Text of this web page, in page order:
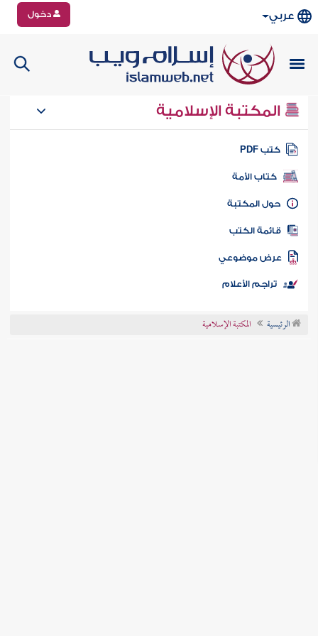
عربي دخول
المكتبة الإسلامية
كتب PDF
كتاب الأمة
المكتبة
الكتب
موضوعي
تراجم الأعلام
الرئيسية المكتبة الإسلامية